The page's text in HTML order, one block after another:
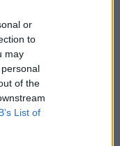
or
to
may
of the
List of